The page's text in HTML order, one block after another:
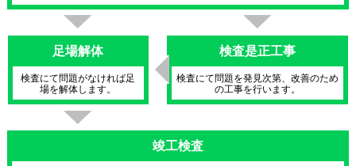
足場解体
検査にて問題がなければ足
場を解体します。
検査是正工事
検査にて問題を発見次第、改善のため
の工事を行います。
竣工検査